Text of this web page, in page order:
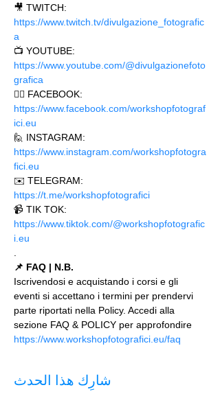
🎥 TWITCH:
https://www.twitch.tv/divulgazione_fotografic
a
📺 YOUTUBE:
https://www.youtube.com/@divulgazionefoto
grafica
🙋‍♂️ FACEBOOK:
https://www.facebook.com/workshopfotograf
ici.eu
🙋 INSTAGRAM:
https://www.instagram.com/workshopfotogra
fici.eu
✉️ TELEGRAM:
https://t.me/workshopfotografici
📹 TIK TOK:
https://www.tiktok.com/@workshopfotografic
i.eu
📌 FAQ | N.B.
Iscrivendosi e acquistando i corsi e gli
eventi si accettano i termini per prendervi
parte riportati nella Policy. Accedi alla
sezione FAQ & POLICY per approfondire
https://www.workshopfotografici.eu/faq
شارِك هذا الحدث